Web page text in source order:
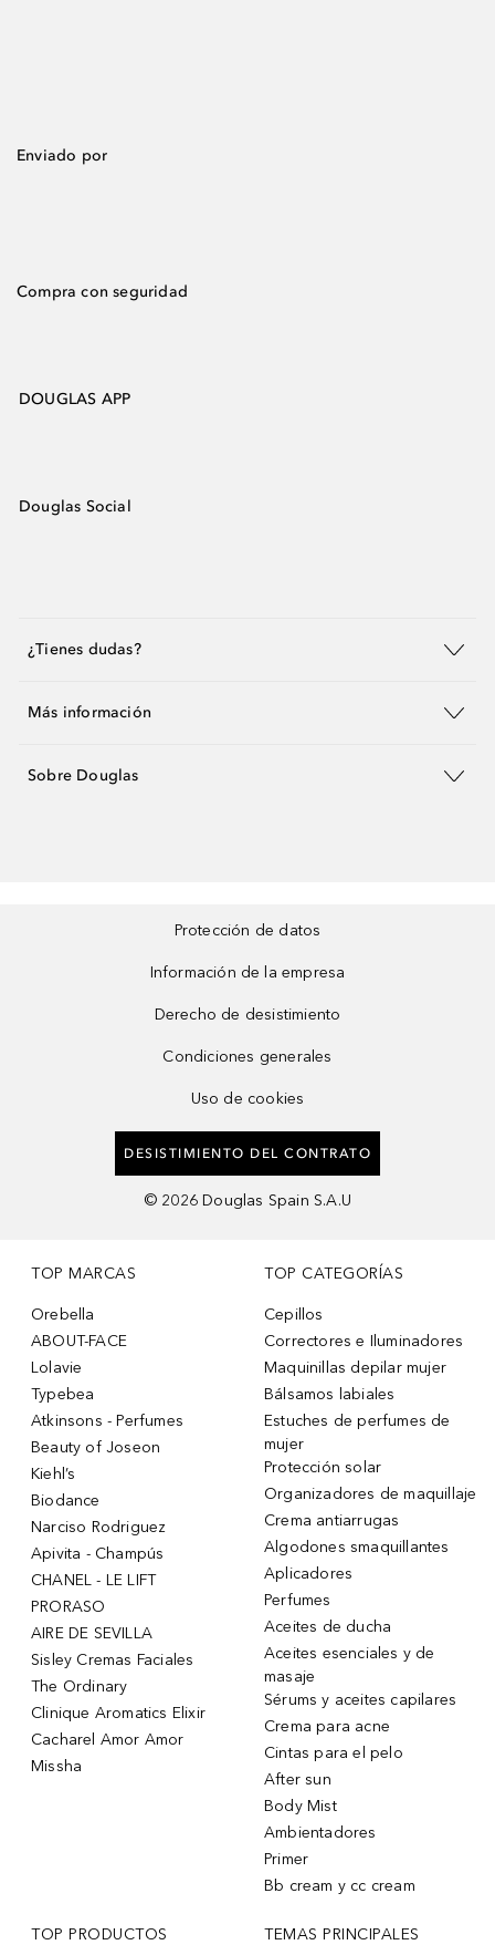
Enviado por
Compra con seguridad
DOUGLAS APP
Douglas Social
¿Tienes dudas?
Más información
Sobre Douglas
Protección de datos
Información de la empresa
Derecho de desistimiento
Condiciones generales
Uso de cookies
DESISTIMIENTO DEL CONTRATO
© 2026 Douglas Spain S.A.U
TOP MARCAS
Orebella
ABOUT-FACE
Lolavie
Typebea
Atkinsons - Perfumes
Beauty of Joseon
Kiehl’s
Biodance
Narciso Rodriguez
Apivita - Champús
CHANEL - LE LIFT
PRORASO
AIRE DE SEVILLA
Sisley Cremas Faciales
The Ordinary
Clinique Aromatics Elixir
Cacharel Amor Amor
Missha
TOP CATEGORÍAS
Cepillos
Correctores e Iluminadores
Maquinillas depilar mujer
Bálsamos labiales
Estuches de perfumes de
mujer
Protección solar
Organizadores de maquillaje
Crema antiarrugas
Algodones smaquillantes
Aplicadores
Perfumes
Aceites de ducha
Aceites esenciales y de
masaje
Sérums y aceites capilares
Crema para acne
Cintas para el pelo
After sun
Body Mist
Ambientadores
Primer
Bb cream y cc cream
TOP PRODUCTOS TEMAS PRINCIPALES